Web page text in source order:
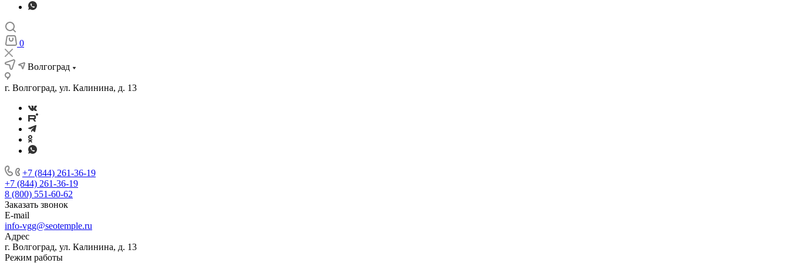
0
Волгоград
г. Волгоград, ул. Калинина, д. 13
+7 (844) 261-36-19
+7 (844) 261-36-19
8 (800) 551-60-62
Заказать звонок
E-mail
info-vgg@seotemple.ru
Адрес
г. Волгоград, ул. Калинина, д. 13
Режим работы